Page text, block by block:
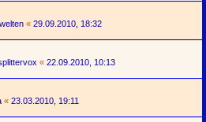
« 29.09.2010, 18:32
« 22.09.2010, 10:13
« 23.03.2010, 19:11